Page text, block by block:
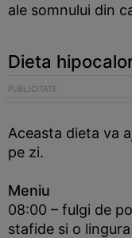
ale somnului din
Dieta
Aceasta dieta va
pe zi.
Meniu
08:00 – fulgi de
stafide si o